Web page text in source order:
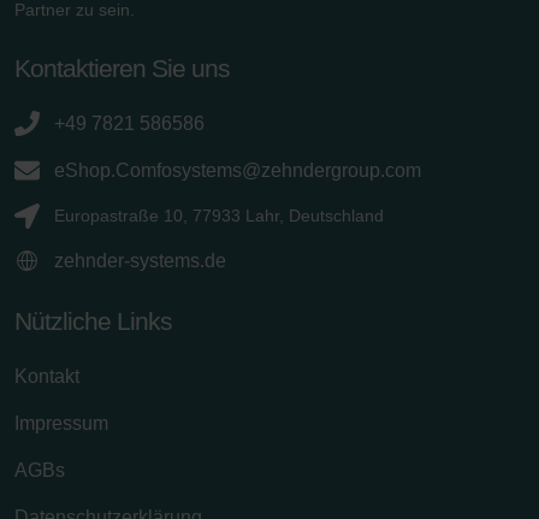
Partner zu sein.
Kontaktieren Sie uns
+49 7821 586586
eShop.Comfosystems@zehndergroup.com
Europastraße 10, 77933 Lahr, Deutschland
zehnder-systems.de
Nützliche Links
Kontakt
Impressum
AGBs